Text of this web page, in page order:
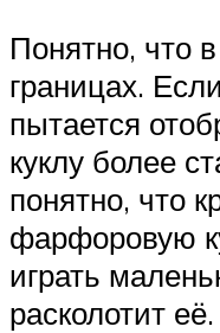
Понятно, что
границах.
пытается
куклу более
понятно, что
фарфоровую
играть
расколотит её.